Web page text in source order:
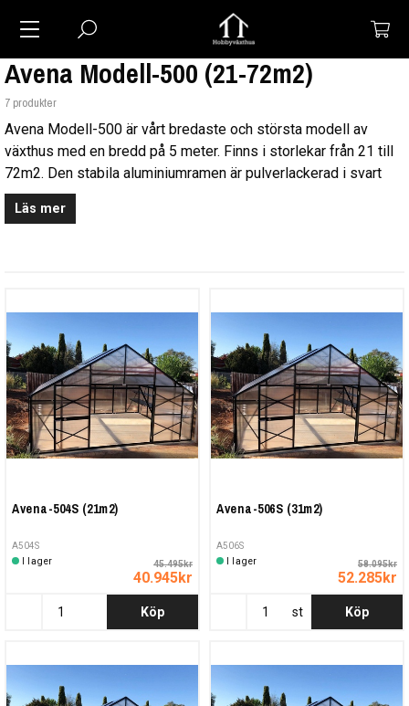
Avena Modell-500 (21-72m2)
7 produkter
Avena Modell-500 är vårt bredaste och största modell av
växthus med en bredd på 5 meter. Finns i storlekar från 21 till
72m2. Den stabila aluminiumramen är pulverlackerad i svart
och växthuset har 10mm kanalplast för att ge en god stabilitet
och isolering. Växthuset har en dubbeldörr av gångjärnstyp och
Läs mer
Avena-504S (21m2)
A504S
I lager
45.495kr
40.945kr
Köp
Avena-506S (31m2)
A506S
I lager
58.095kr
52.285kr
st Köp